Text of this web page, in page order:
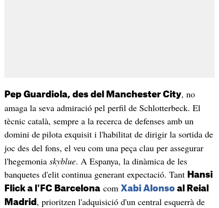
Pep Guardiola, des del Manchester City, no
amaga la seva admiració pel perfil de Schlotterbeck. El
tècnic català, sempre a la recerca de defenses amb un
domini depilota exquisit i l'habilitat de dirigir la sortida de
joc des del fons, el veu com una peça clau per assegurar
l'hegemonia skyblue. A Espanya, la dinàmica de les
banquetes d'elit continua generant expectació. Tant Hansi
Flick a l'FC Barcelonacom Xabi Alonso al Reial
Madrid , prioritzen l'adquisició d'un central esquerrà de